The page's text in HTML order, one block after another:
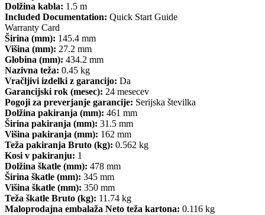
Dolžina kabla: 1.5 m
Included Documentation: Quick Start Guide
Warranty Card
Širina (mm): 145.4 mm
Višina (mm): 27.2 mm
Globina (mm): 434.2 mm
Nazivna teža: 0.45 kg
Vračljivi izdelki z garancijo: Da
Garancijski rok (mesec): 24 mesecev
Pogoji za preverjanje garancije: Serijska številka
Dolžina pakiranja (mm): 461 mm
Širina pakiranja (mm): 31.5 mm
Višina pakiranja (mm): 162 mm
Teža pakiranja Bruto (kg): 0.562 kg
Kosi v pakiranju: 1
Dolžina škatle (mm): 478 mm
Širina škatle (mm): 345 mm
Višina škatle (mm): 350 mm
Teža škatle Bruto (kg): 11.74 kg
Maloprodajna embalaža Neto teža kartona: 0.116 kg